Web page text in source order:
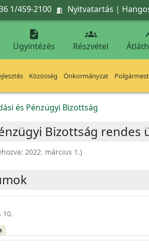
1/459-2100  Nyitvatartás |

Ügyintézés

Részvétel
Közösség Önkormányzat
és Pénzügyi Bizottság
Bizottság rendes
2022. március 1.)
10.